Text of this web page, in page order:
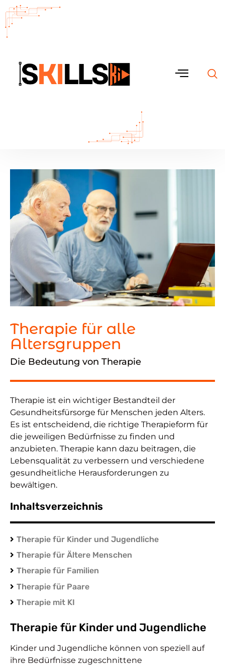
Therapie für alle
Altersgruppen
Die Bedeutung von Therapie
Therapie ist ein wichtiger Bestandteil der
Gesundheitsfürsorge für Menschen jeden Alters.
Es ist entscheidend, die richtige Therapieform für
die jeweiligen Bedürfnisse zu finden und
anzubieten. Therapie kann dazu beitragen, die
Lebensqualität zu verbessern und verschiedene
gesundheitliche Herausforderungen zu
bewältigen.
Inhaltsverzeichnis
Therapie für Kinder und Jugendliche
Therapie für Ältere Menschen
Therapie für Familien
Therapie für Paare
Therapie mit KI
Therapie für Kinder und Jugendliche
Kinder und Jugendliche können von speziell auf
ihre Bedürfnisse zugeschnittene